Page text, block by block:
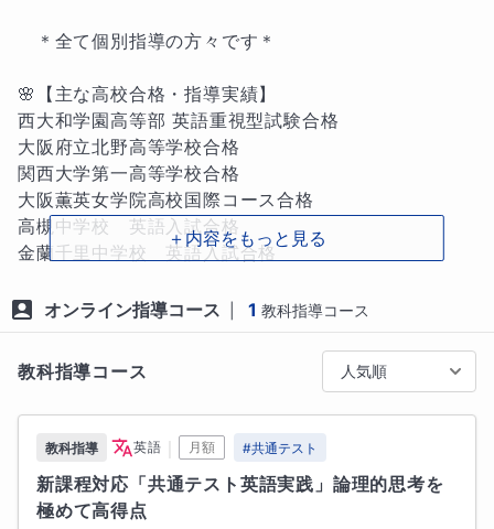
方。
＊もっと英語が好きになりたい方。
どうぞ　バイリンガル講師にお任せください。
個人指導での🌸合格実績は🌸下記の　「🌸合格実績」
どうぞご参考になさってください
ーーーーーーーーーー
◆指導方針
今まで、小学生から70歳代の方までたくさんの生徒の
方々を指導してきました。
【信頼関係の構築と継続】
＊全て個別指導の方々です＊
🌸【主な高校合格・指導実績】
西大和学園高等部 英語重視型試験合格
大阪府立北野高等学校合格
関西大学第一高等学校合格
大阪薫英女学院高校国際コース合格
高槻中学校　英語入試合格
金蘭千里中学校　英語入試合格
神戸女学院中学部・高等学部生一貫指導
高槻中学校・高槻高等学校生一貫指導
関西大倉中学校・高等学校生一貫指導
灘高等学校生指導
聖光学院中学生指導
🌸【インターナショナルスクール及び帰国生入試合
格・指導実績】
関西学院大阪インターナショナルスクール 合格
＋内容をもっと見る
オンライン指導コース 1 教科指導コース
教科指導コース 人気順
教科指導 英語 月額 #共通テスト
新課程対応「共通テスト英語実践」論理的思考を
極めて高得点